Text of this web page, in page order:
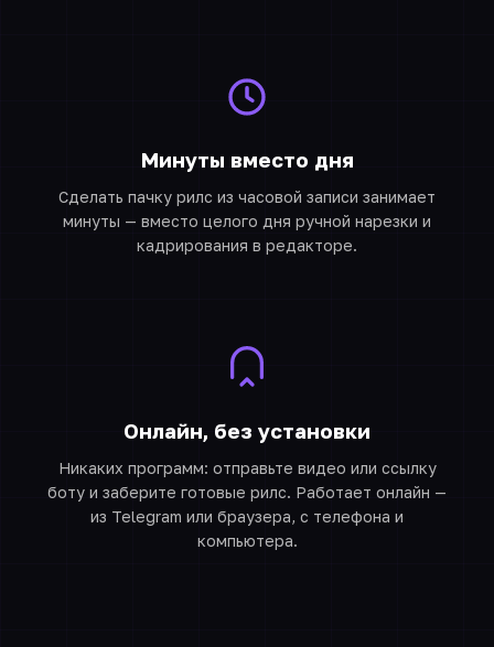
Минуты вместо дня
Сделать пачку рилс из часовой записи занимает
минуты — вместо целого дня ручной нарезки и
кадрирования в редакторе.
Онлайн, без установки
Никаких программ: отправьте видео или ссылку
боту и заберите готовые рилс. Работает онлайн —
из Telegram или браузера, с телефона и
компьютера.